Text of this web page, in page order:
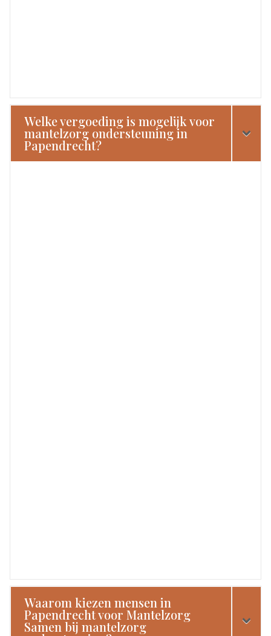
Welke vergoeding is mogelijk voor
mantelzorg ondersteuning in
Papendrecht?
Waarom kiezen mensen in
Papendrecht voor Mantelzorg
Samen bij mantelzorg